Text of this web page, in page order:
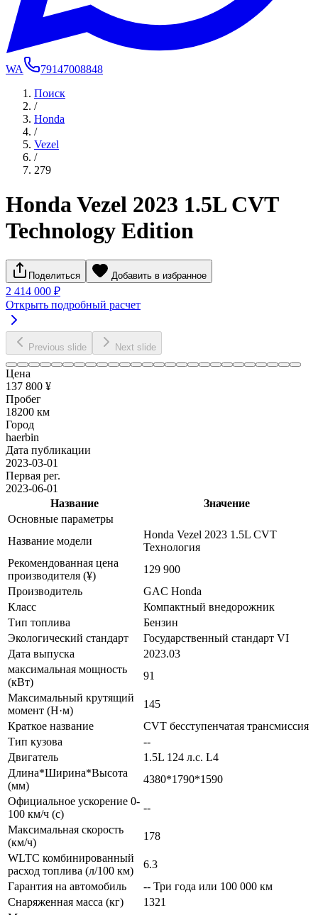
WA
79147008848
Поиск
/
Honda
/
Vezel
/
279
Honda Vezel 2023 1.5L CVT
Technology Edition
Поделиться Добавить в избранное
2 414 000 ₽
Открыть подробный расчет
Previous slide Next slide
Цена
137 800 ¥
Пробег
18200 км
Город
haerbin
Дата публикации
2023-03-01
Первая рег.
2023-06-01
Название
Значение
Основные параметры
Название модели
Honda Vezel 2023 1.5L CVT
Технология
Рекомендованная цена
производителя (¥)
129 900
Производитель
GAC Honda
Класс
Компактный внедорожник
Тип топлива
Бензин
Экологический стандарт
Государственный стандарт VI
Дата выпуска
2023.03
максимальная мощность
(кВт)
91
Максимальный крутящий
момент (Н·м)
145
Краткое название
CVT бесступенчатая трансмиссия
Тип кузова
--
Двигатель
1.5L 124 л.с. L4
Длина*Ширина*Высота
(мм)
4380*1790*1590
Официальное ускорение 0-
100 км/ч (с)
--
Максимальная скорость
(км/ч)
178
WLTC комбинированный
расход топлива (л/100 км)
6.3
Гарантия на автомобиль
-- Три года или 100 000 км
Снаряженная масса (кг)
1321